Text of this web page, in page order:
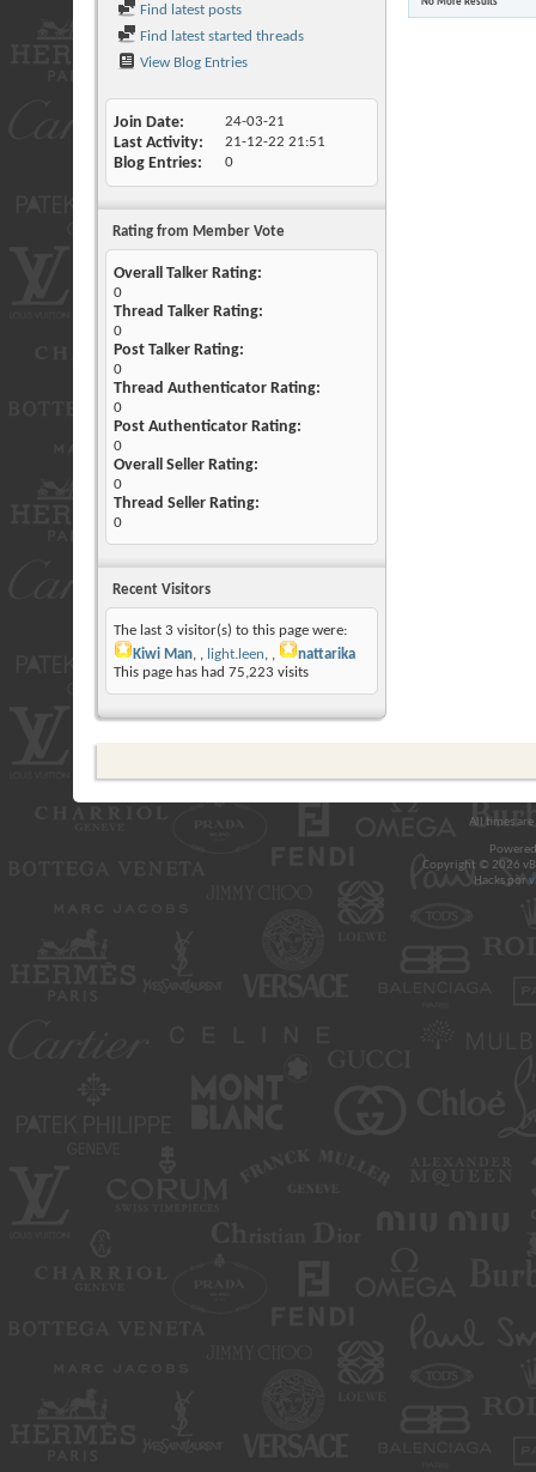
Find latest posts
Find latest started threads
View Blog Entries
Join Date 24-03-21
Last Activity 21-12-22 21:51
Blog Entries 0
Rating from Member Vote
Overall Talker Rating:
0
Thread Talker Rating:
0
Post Talker Rating:
0
Thread Authenticator Rating:
0
Post Authenticator Rating:
0
Overall Seller Rating:
0
Thread Seller Rating:
0
Recent Visitors
The last 3 visitor(s) to this page were:
Kiwi Man, light.leen,
nattarika
This page has had 75,223 visits
All times
Copyright © 2026
Hacks por